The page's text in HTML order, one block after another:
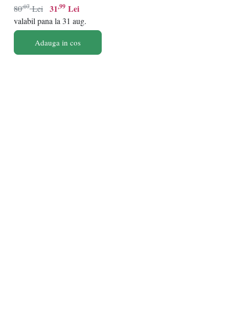
31,99 Lei
80,07 Lei
valabil pana la 31 aug.
Adauga in cos